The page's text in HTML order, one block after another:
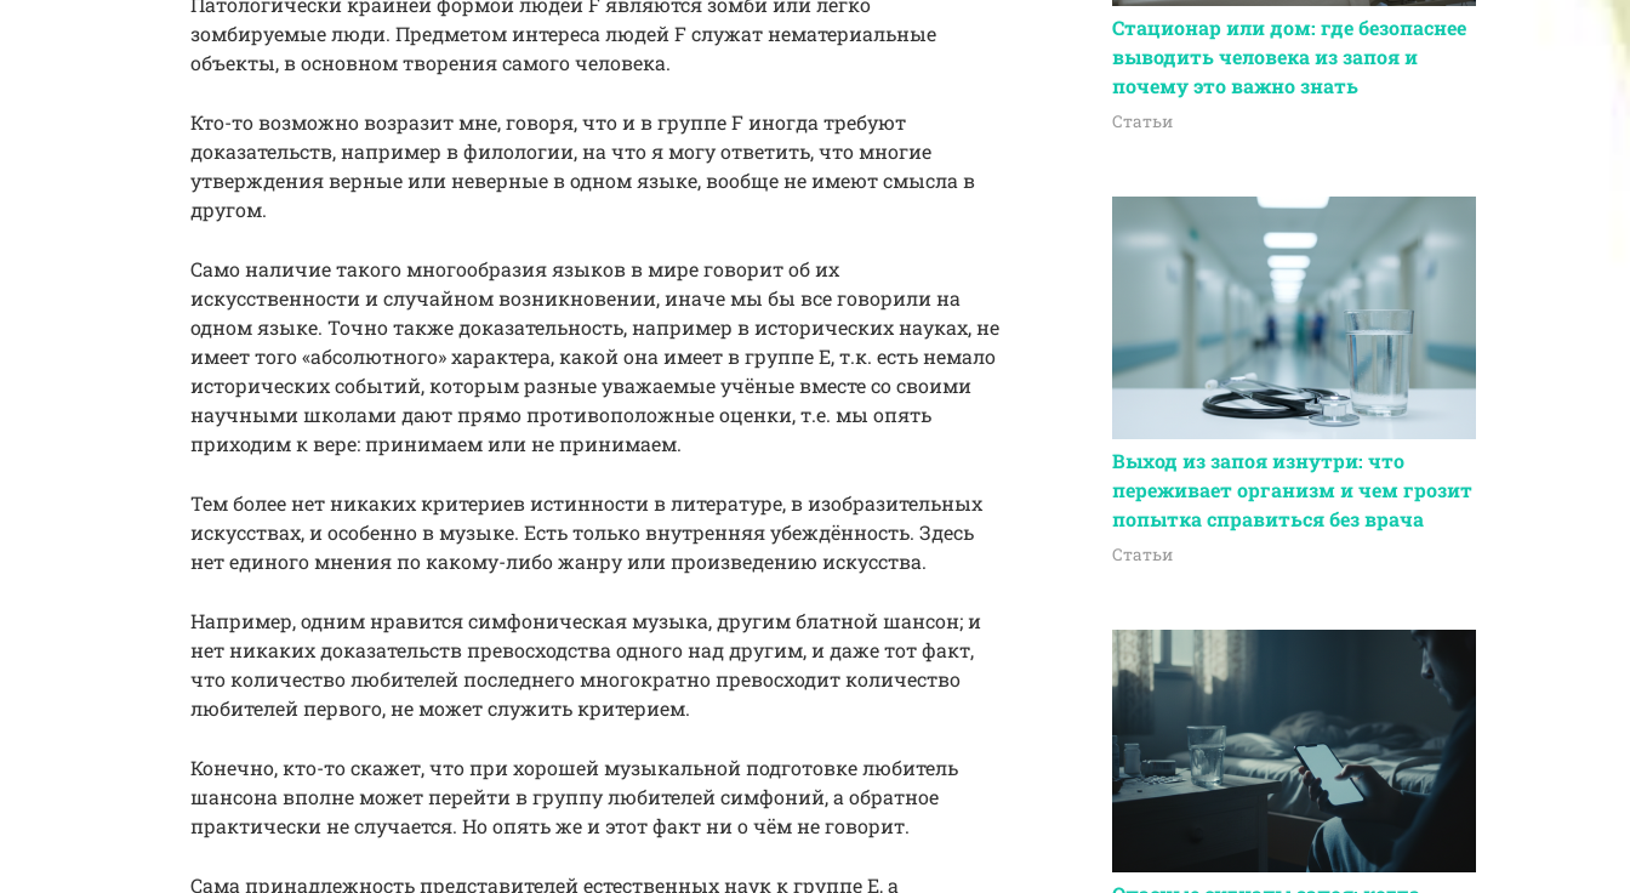
зомбируемые люди. Предметом интереса людей F служат нематериальные
объекты, в основном творения самого человека.
Кто-то возможно возразит мне, говоря, что и в группе F иногда требуют
доказательств, например в филологии, на что я могу ответить, что многие
утверждения верные или неверные в одном языке, вообще не имеют смысла в
другом.
Само наличие такого многообразия языков в мире говорит об их
искусственности и случайном возникновении, иначе мы бы все говорили на
одном языке. Точно также доказательность, например в исторических науках, не
имеет того «абсолютного» характера, какой она имеет в группе Е, т.к. есть немало
исторических событий, которым разные уважаемые учёные вместе со своими
научными школами дают прямо противоположные оценки, т.е. мы опять
приходим к вере: принимаем или не принимаем.
Тем более нет никаких критериев истинности в литературе, в изобразительных
искусствах, и особенно в музыке. Есть только внутренняя убеждённость. Здесь
нет единого мнения по какому-либо жанру или произведению искусства.
Например, одним нравится симфоническая музыка, другим блатной шансон; и
нет никаких доказательств превосходства одного над другим, и даже тот факт,
что количество любителей последнего многократно превосходит количество
любителей первого, не может служить критерием.
Конечно, кто-то скажет, что при хорошей музыкальной подготовке любитель
шансона вполне может перейти в группу любителей симфоний, а обратное
практически не случается. Но опять же и этот факт ни о чём не говорит.
Сама принадлежность представителей естественных наук к группе E, а
Стационар или дом: где безопаснее
выводить человека из запоя и
почему это важно знать
Статьи
Выход из запоя изнутри: что
переживает организм и чем грозит
попытка справиться без врача
Статьи